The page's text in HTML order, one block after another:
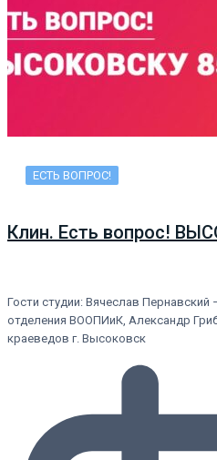
ЕСТЬ ВОПРОС!
Клин. Есть вопрос!
Гости студии: Вячеслав Пернавский
отделения ВООПИиК, Александр
краеведов г. Высоковск